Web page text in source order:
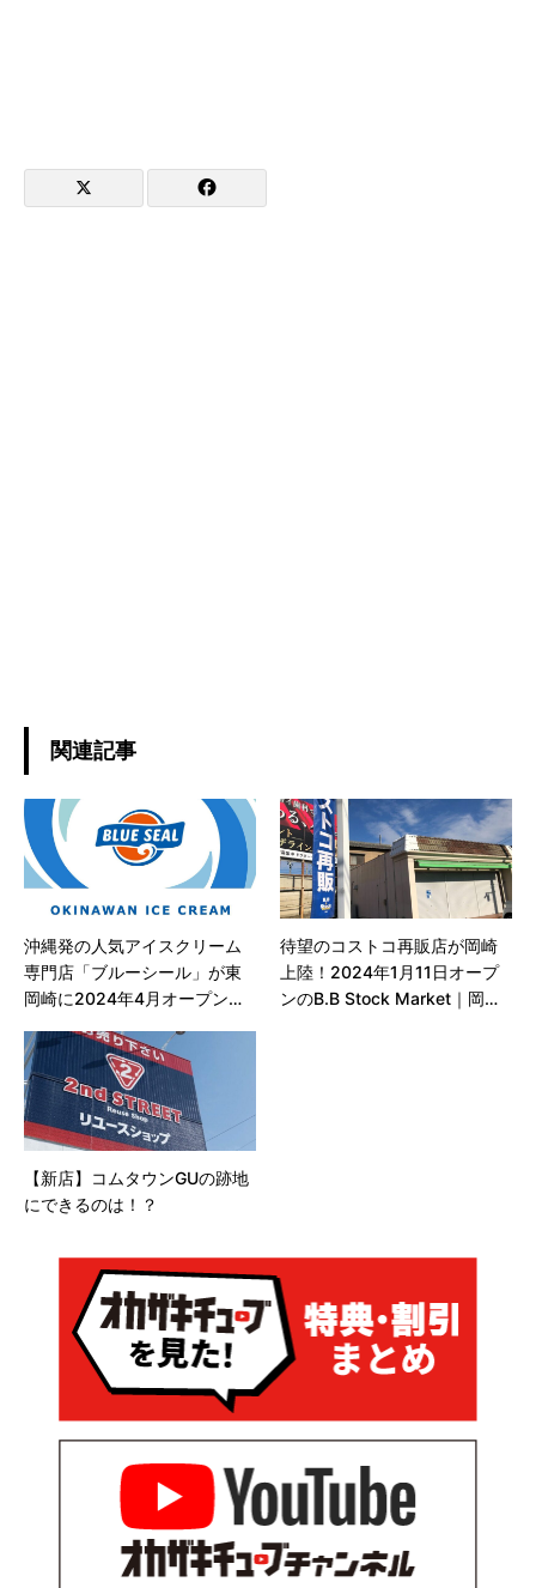
関連記事
沖縄発の人気アイスクリーム
専門店「ブルーシール」が東
岡崎に2024年4月オープン予
待望のコストコ再販店が岡崎
上陸！2024年1月11日オープ
ンのB.B Stock Market｜岡崎
【新店】コムタウンGUの跡地
にできるのは！？